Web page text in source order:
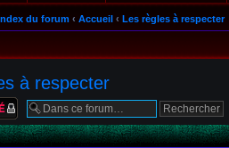
du forum ‹ Accueil ‹ Les règles à respecter
à respecter